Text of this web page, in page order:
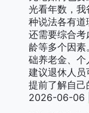
光看年数，
种说法各有道
还需要综合
龄等多个因
础养老金、个
建议退休人
提前了解自己
2026-06-06 |